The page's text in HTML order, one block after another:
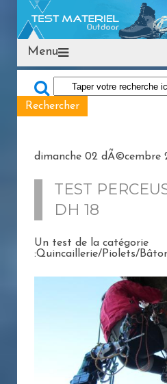
Menu
dimanche 02 dÃ©cembre
TEST
DH 18
Un test de la catégorie
:Quincaillerie/Piolets/